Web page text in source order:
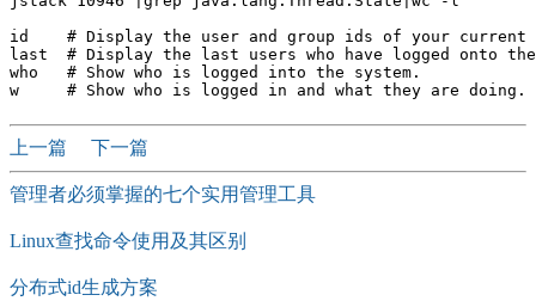
id    # Display the user and group ids of your current
last  # Display the last users who have logged onto
who   # Show who is logged into the system.
上一篇 下一篇
管理者必须掌握的​七个实用管理工具
Linux查找命令使用及其区别
分布式id生成方案